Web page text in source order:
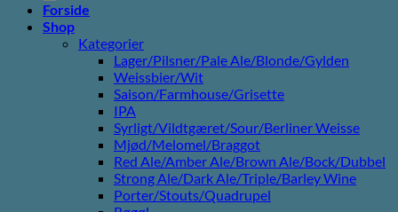
Forside
Shop
Kategorier
Lager/Pilsner/Pale Ale/Blonde/Gylden
Weissbier/Wit
Saison/Farmhouse/Grisette
IPA
Syrligt/Vildtgæret/Sour/Berliner Weisse
Mjød/Melomel/Braggot
Red Ale/Amber Ale/Brown Ale/Bock/Dubbel
Strong Ale/Dark Ale/Triple/Barley Wine
Porter/Stouts/Quadrupel